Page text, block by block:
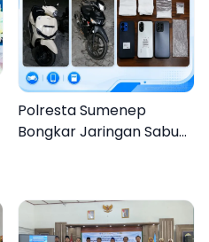
Polresta Sumenep
Bongkar Jaringan Sabu